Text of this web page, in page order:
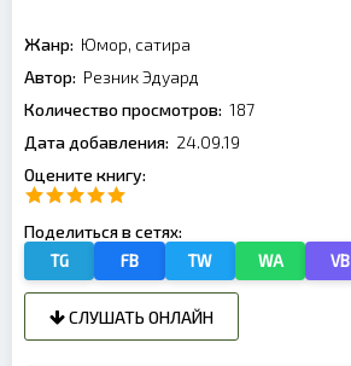
Жанр: Юмор, сатира
Автор: Резник Эдуард
Количество просмотров: 187
Дата добавления: 24.09.19
Оцените книгу:
Поделиться в сетях:
TG FB TW WA VB
СЛУШАТЬ ОНЛАЙН